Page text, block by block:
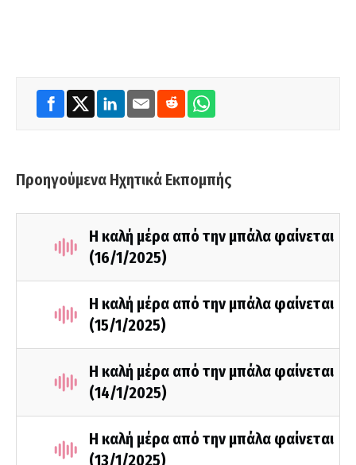
Προηγούμενα Ηχητικά Εκπομπής
Η καλή μέρα από την μπάλα φαίνεται
(16/1/2025)
Η καλή μέρα από την μπάλα φαίνεται
(15/1/2025)
Η καλή μέρα από την μπάλα φαίνεται
(14/1/2025)
Η καλή μέρα από την μπάλα φαίνεται
(13/1/2025)